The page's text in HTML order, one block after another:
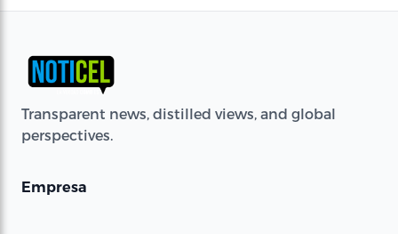
Transparent news, distilled views, and global
perspectives.
Empresa